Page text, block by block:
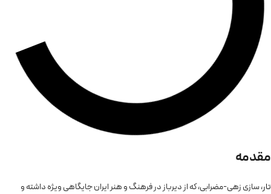
مقدمه
تار، سازی زهی-مضرابی، که از دیرباز در فرهنگ و هنر ایران جایگاهی ویژه داشته و